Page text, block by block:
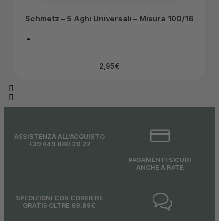
Schmetz – 5 Aghi Universali – Misura 100/16
2,95€
ASSISTENZA ALL'ACQUISTO
+39 049 880 20 22
PAGAMENTI SICURI
ANCHE A RATE
SPEDIZIONI CON CORRIERE
GRATIS OLTRE 69,99€